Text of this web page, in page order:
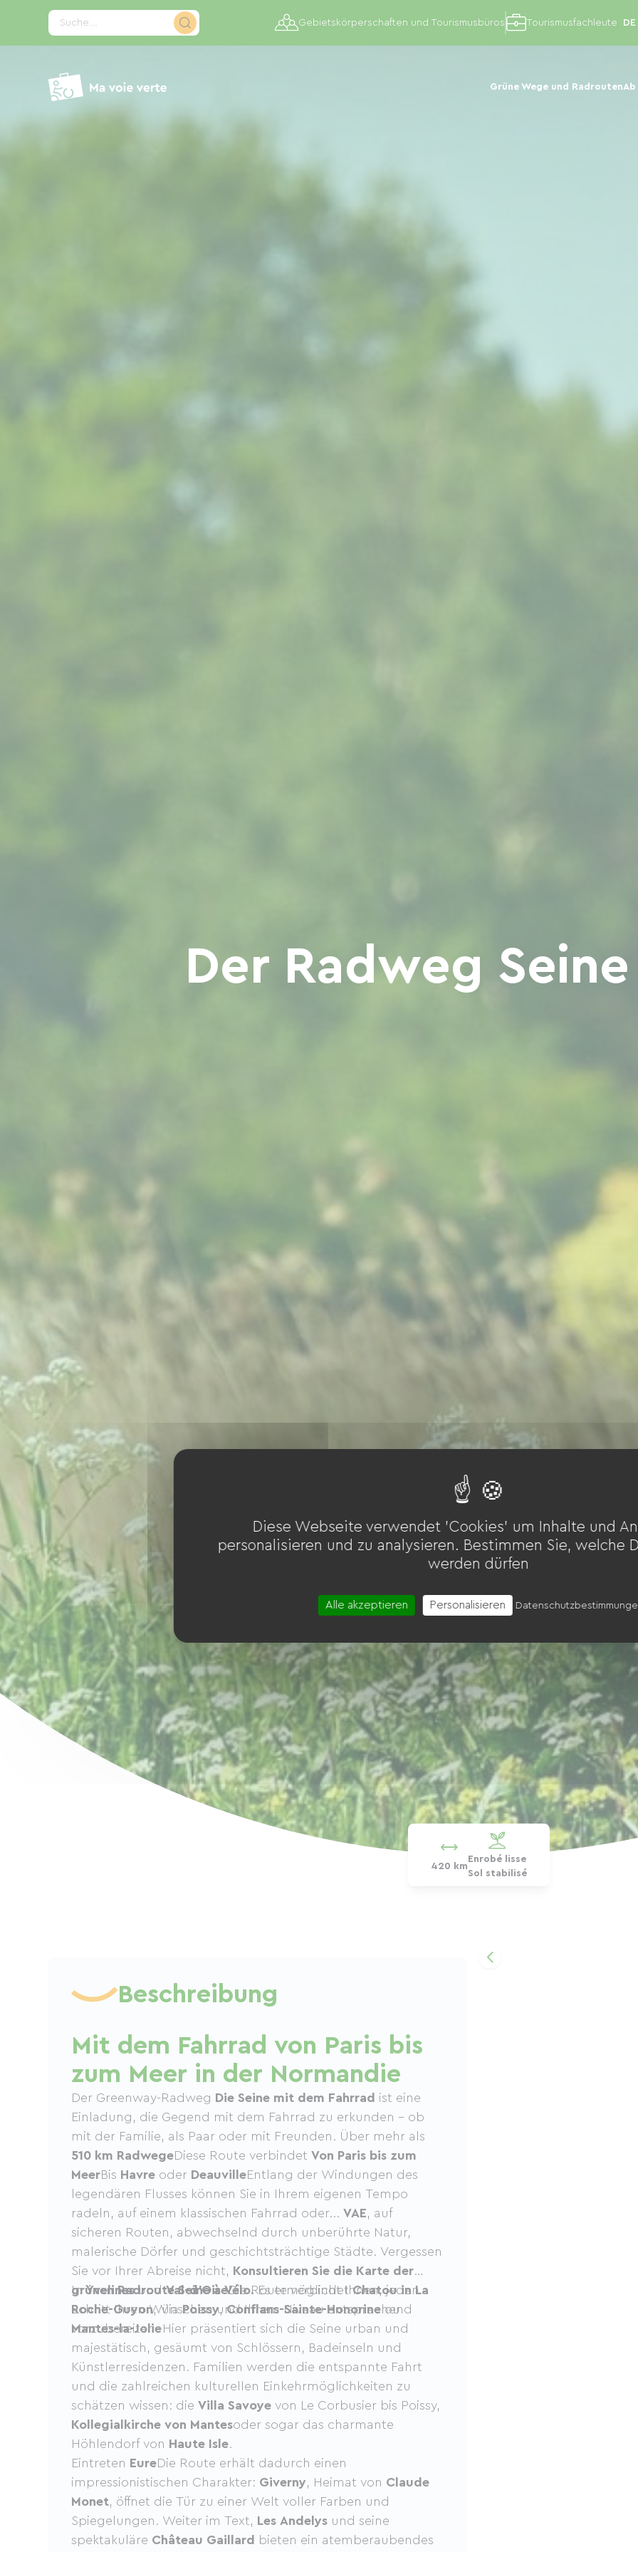
Suche...
Grüne Wege und Radrouten
Gebietskörperschaften und Tourismusbüros Tourismusfachleute
Der Radweg
420 km
Enrobé lisse
Sol stabilisé
Beschreibung
Mit dem Fahrrad von Paris bis
zum Meer in der Normandie
Der Greenway-Radweg Die Seine mit dem Fahrrad ist eine
Einladung, die Gegend mit dem Fahrrad zu erkunden – ob
mit der Familie, als Paar oder mit Freunden. Über mehr als
510 km RadwegeDiese Route verbindet Von Paris bis zum
MeerBis Havre oder DeauvilleEntlang der Windungen des
legendären Flusses können Sie in Ihrem eigenen Tempo
radeln, auf einem klassischen Fahrrad oder... VAE , auf
sicheren Routen, abwechselnd durch unberührte Natur,
malerische Dörfer und geschichtsträchtige Städte. Vergessen
Sie vor Ihrer Abreise nicht, Konsultieren Sie die Karte der
grünen Radroute Seine à Vélo.Es ermöglicht Ihnen, jeden
Schritt Ihren Wünschen und Ihrem Niveau entsprechend
vorzubereiten.
InYvelinesundVal-d'OiseDie Route verbindetChatou in La
Roche-Guyon, ViaPoissy ,Conflans-Sainte-Honorineou
Mantes-la-JolieHier präsentiert sich die Seine urban und
majestätisch, gesäumt von Schlössern, Badeinseln und
Künstlerresidenzen. Familien werden die entspannte Fahrt
und die zahlreichen kulturellen Einkehrmöglichkeiten zu
schätzen wissen: die Villa Savoye von Le Corbusier bis Poissy,
Kollegialkirche von Mantesoder sogar das charmante
Höhlendorf von Haute Isle
Eintreten EureDie Route erhält dadurch einen
impressionistischen Charakter: Giverny , Heimat von Claude
Monet , öffnet die Tür zu einer Welt voller Farben und
Spiegelungen. Weiter im Text, Les Andelys und seine
spektakuläre Château Gaillard bieten ein atemberaubendes
Cookie-Einstellungen
Diese Webseite verwendet 'Cookies' um Inhalte und
personalisieren und zu analysieren. Bestimmen Sie, welche
werden dürfen
Alle akzeptieren Personalisieren